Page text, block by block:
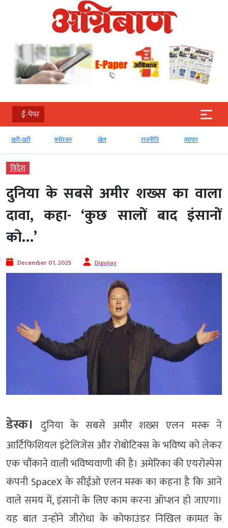
ई-पेपर
खरी-खरी मनोरंजन खेल राजनीति व्‍यापार
विदेश
दुनिया के सबसे अमीर शख्स का वाला
दावा, कहा- ‘कुछ सालों बाद इंसानों
को…’
December 01, 2025 Digvijay
डेस्क। दुनिया के सबसे अमीर शख्स एलन मस्क ने
आर्टिफिशियल इंटेलिजेंस और रोबोटिक्स के भविष्य को लेकर
एक चौंकाने वाली भविष्यवाणी की है। अमेरिका की एयरोस्पेस
कंपनी SpaceX के सीईओ एलन मस्क का कहना है कि आने
वाले समय में, इंसानों के लिए काम करना ऑप्शन हो जाएगा।
यह बात उन्होंने जीरोधा के कोफाउंडर निखिल कामत के